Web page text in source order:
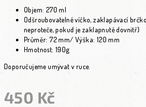
Objem: 270 ml
Odšroubovatelné víčko, zaklapávací
neproteče, pokud je zaklapnuté dovnitř)
Průměr: 72 mm/ Výška: 120 mm
Hmotnost: 190g
Doporučujeme umývat v ruce.
450 Kč